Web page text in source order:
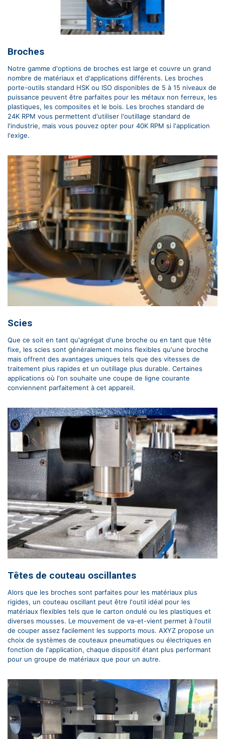
Broches
Notre gamme d'options de broches est large et couvre un grand
nombre de matériaux et d'applications différents. Les broches
porte-outils standard HSK ou ISO disponibles de 5 à 15 niveaux de
puissance peuvent être parfaites pour les métaux non ferreux, les
plastiques, les composites et le bois. Les broches standard de
24K RPM vous permettent d'utiliser l'outillage standard de
l'industrie, mais vous pouvez opter pour 40K RPM si l'application
l'exige.
Scies
Que ce soit en tant qu'agrégat d'une broche ou en tant que tête
fixe, les scies sont généralement moins flexibles qu'une broche
mais offrent des avantages uniques tels que des vitesses de
traitement plus rapides et un outillage plus durable. Certaines
applications où l'on souhaite une coupe de ligne courante
conviennent parfaitement à cet appareil.
Têtes de couteau oscillantes
Alors que les broches sont parfaites pour les matériaux plus
rigides, un couteau oscillant peut être l'outil idéal pour les
matériaux flexibles tels que le carton ondulé ou les plastiques et
diverses mousses. Le mouvement de va-et-vient permet à l'outil
de couper assez facilement les supports mous. AXYZ propose un
choix de systèmes de couteaux pneumatiques ou électriques en
fonction de l'application, chaque dispositif étant plus performant
pour un groupe de matériaux que pour un autre.